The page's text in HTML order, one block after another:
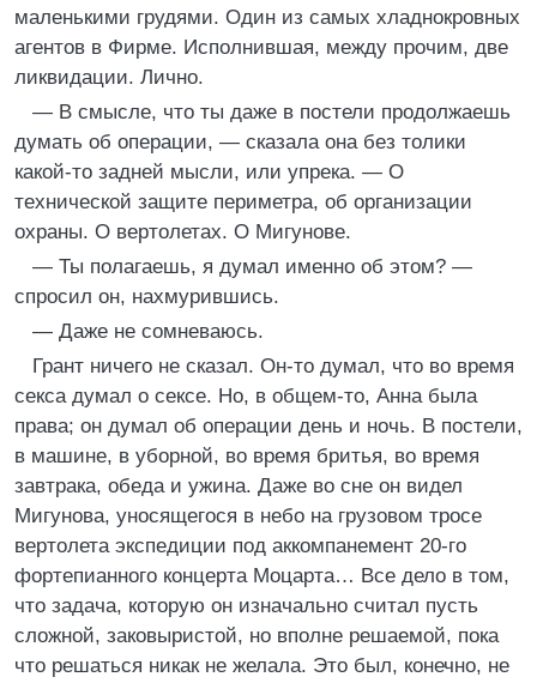
маленькими грудями. Один из самых хладнокровных
агентов в Фирме. Исполнившая, между прочим, две
ликвидации. Лично.
— В смысле, что ты даже в постели продолжаешь
думать об операции, — сказала она без толики
какой-то задней мысли, или упрека. — О
технической защите периметра, об организации
охраны. О вертолетах. О Мигунове.
— Ты полагаешь, я думал именно об этом? —
спросил он, нахмурившись.
— Даже не сомневаюсь.
Грант ничего не сказал. Он-то думал, что во время
секса думал о сексе. Но, в общем-то, Анна была
права; он думал об операции день и ночь. В постели,
в машине, в уборной, во время бритья, во время
завтрака, обеда и ужина. Даже во сне он видел
Мигунова, уносящегося в небо на грузовом тросе
вертолета экспедиции под аккомпанемент 20-го
фортепианного концерта Моцарта… Все дело в том,
что задача, которую он изначально считал пусть
сложной, заковыристой, но вполне решаемой, пока
что решаться никак не желала. Это был, конечно, не